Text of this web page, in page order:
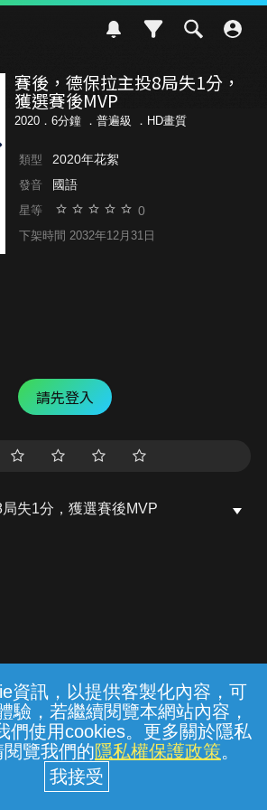
資訊，以提供客製化內容，可
驗，若繼續閱覽本網站內容，
們使用cookies。更多關於隱私
覽我們的隱私權保護政策。
賽後，德保拉主投8局失1分，
獲選賽後MVP
2020．6分鐘 ． 普遍級 ．HD畫質
類型 2020年花絮
發音 國語
星等 0
下架時間 2032年12月31日
請先登入
失1分，獲選賽後MVP
客服 服務條款 隱私權保護
份有限公司個人家庭分公司
號：96979949) © 2026
{{notifyMsg}}